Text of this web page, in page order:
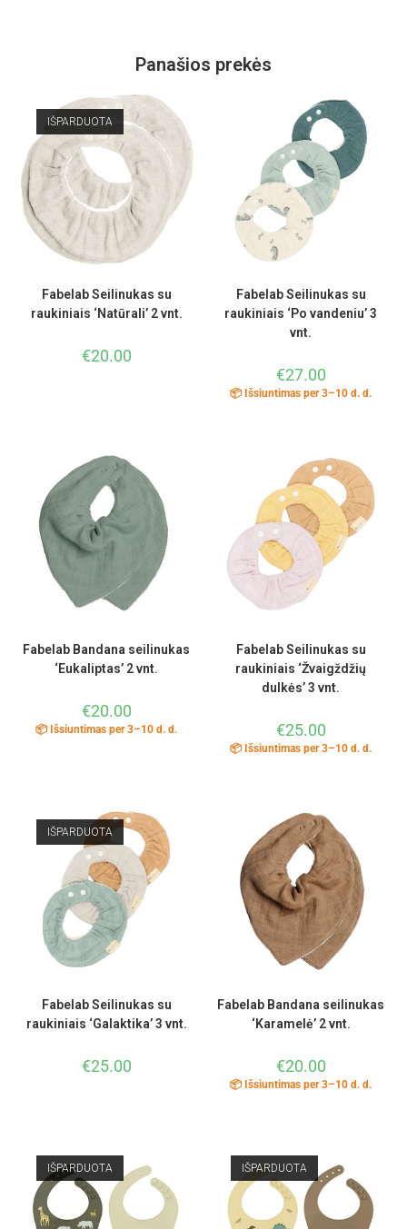
Panašios prekės
IŠPARDUOTA
Fabelab Seilinukas su
raukiniais ‘Natūrali’ 2 vnt.
€20.00
Fabelab Seilinukas su
raukiniais ‘Po vandeniu’ 3
vnt.
€27.00
📦 Išsiuntimas per 3–10 d. d.
Fabelab Bandana seilinukas
‘Eukaliptas’ 2 vnt.
€20.00
📦 Išsiuntimas per 3–10 d. d.
Fabelab Seilinukas su
raukiniais ‘Žvaigždžių
dulkės’ 3 vnt.
€25.00
📦 Išsiuntimas per 3–10 d. d.
IŠPARDUOTA
Fabelab Seilinukas su
raukiniais ‘Galaktika’ 3 vnt.
€25.00
Fabelab Bandana seilinukas
‘Karamelė’ 2 vnt.
€20.00
📦 Išsiuntimas per 3–10 d. d.
IŠPARDUOTA IŠPARDUOTA